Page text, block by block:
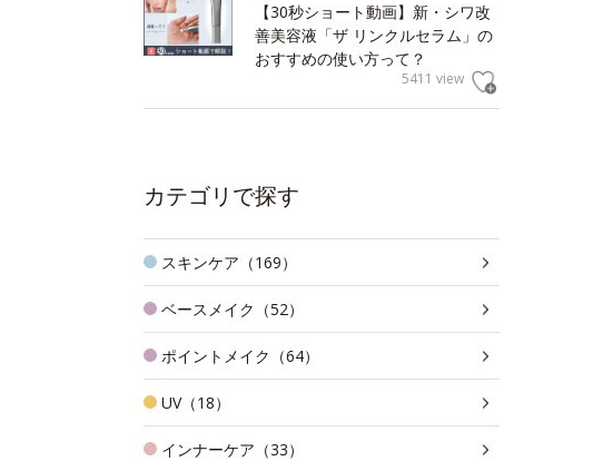
【30秒ショート動画】新・シワ改
善美容液「ザ リンクルセラム」の
おすすめの使い方って？
5411 view
カテゴリで探す
スキンケア（169）
ベースメイク（52）
ポイントメイク（64）
UV（18）
インナーケア（33）